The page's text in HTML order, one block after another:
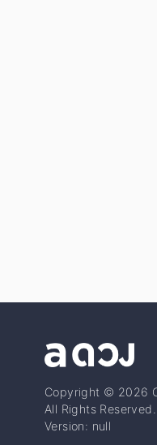
Copyright © 2026
All Rights Reserved.
Version: null